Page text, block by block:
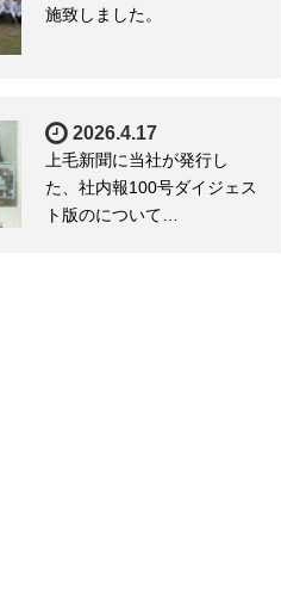
施致しました。
2026.4.17
上毛新聞に当社が発行し
た、社内報100号ダイジェス
ト版のについて…